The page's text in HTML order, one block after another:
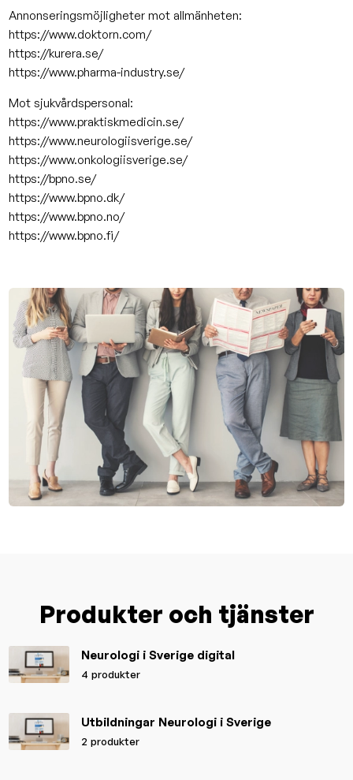
Annonseringsmöjligheter mot allmänheten:
https://www.doktorn.com/
https://kurera.se/
https://www.pharma-industry.se/
Mot sjukvårdspersonal:
https://www.praktiskmedicin.se/
https://www.neurologiisverige.se/
https://www.onkologiisverige.se/
https://bpno.se/
https://www.bpno.dk/
https://www.bpno.no/
https://www.bpno.fi/
Produkter och tjänster
Neurologi i Sverige digital
4 produkter
Utbildningar Neurologi i Sverige
2 produkter